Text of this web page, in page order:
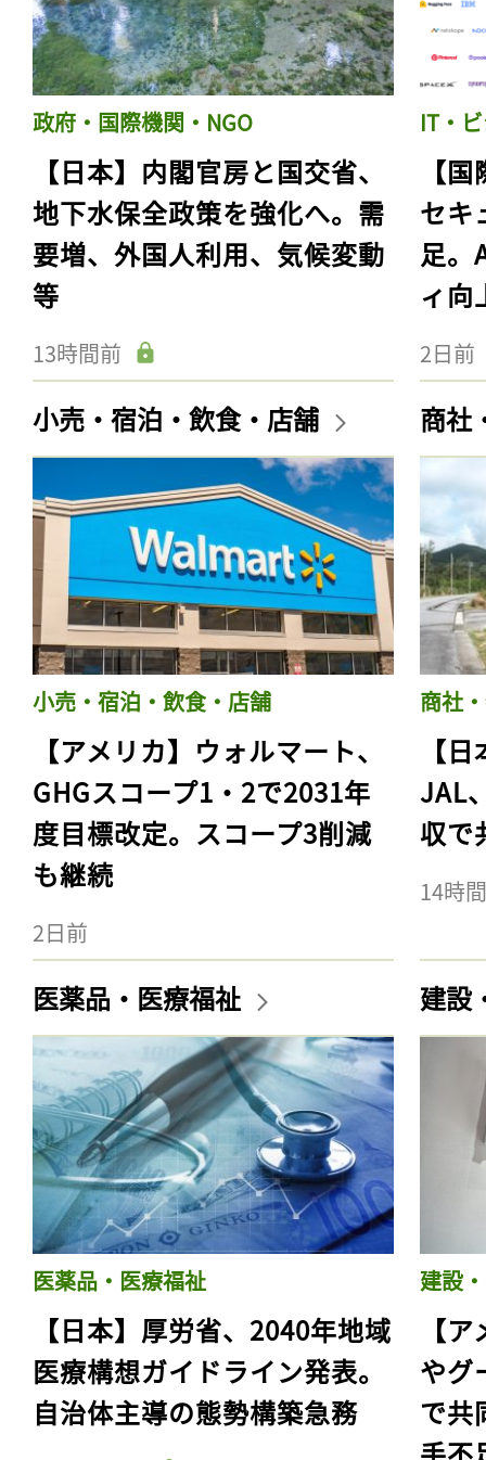
政府・国際機関・NGO
【日本】内閣官房と国交省、
地下水保全政策を強化へ。需
要増、外国人利用、気候変動
等
13時間前
IT・
【
セキ
足。
ィ向
2日前
小売・宿泊・飲食・店舗
小売・宿泊・飲食・店舗
【アメリカ】ウォルマート、
GHGスコープ1・2で2031年
度目標改定。スコープ3削減
も継続
2日前
商社
商社
【
JAL
収で
14時
医薬品・医療福祉
医薬品・医療福祉
【日本】厚労省、2040年地域
医療構想ガイドライン発表。
自治体主導の態勢構築急務
建設
建設
【
やグ
で共